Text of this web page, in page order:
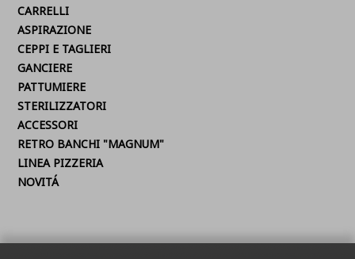
CARRELLI
ASPIRAZIONE
CEPPI E TAGLIERI
GANCIERE
PATTUMIERE
STERILIZZATORI
ACCESSORI
RETRO BANCHI "MAGNUM"
LINEA PIZZERIA
NOVITÁ